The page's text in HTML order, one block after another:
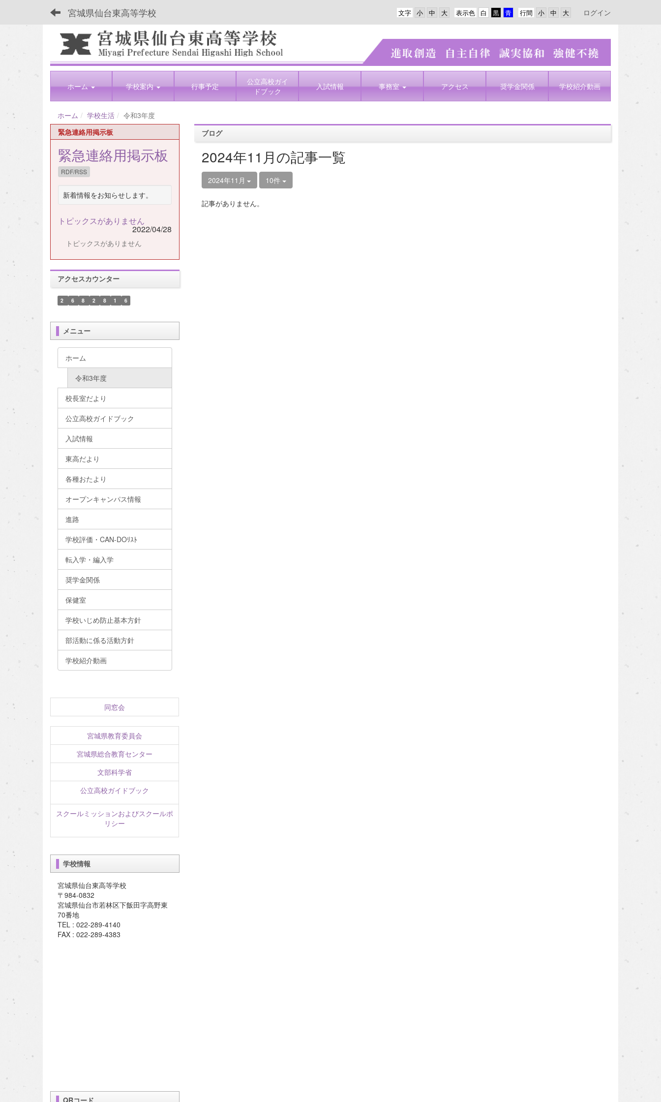
宮城県仙台東高等学校 行間
表示色
文字 ログイン
ホーム 学校案内 行事予定
公立高校ガイ
ドブック
入試情報 事務室 アクセス 奨学金関係 学校紹介動画
ホーム 学校生活
令和3年度
ブログ
2024年11月の記事一覧
2024年11月 10件
記事がありません。
緊急連絡用掲示板
緊急連絡用掲示板
RDF/RSS
新着情報をお知らせします。
トピックスがありません
2022/04/28
トピックスがありません
アクセスカウンター
2 6 8 2 8 1 6
メニュー
ホーム
令和3年度
校長室だより
公立高校ガイドブック
入試情報
東高だより
各種おたより
オープンキャンパス情報
進路
学校評価・CAN-DOﾘｽﾄ
転入学・編入学
奨学金関係
保健室
学校いじめ防止基本方針
部活動に係る活動方針
学校紹介動画
同窓会
宮城県教育委員会
宮城県総合教育センター
文部科学省
公立高校ガイドブック
スクールミッションおよびスクールポ
リシー
学校情報
宮城県仙台東高等学校
〒984-0832
宮城県仙台市若林区下飯田字高野東
70番地
TEL : 022-289-4140
FAX : 022-289-4383
QRコード